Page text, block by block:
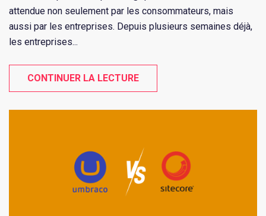
attendue non seulement par les consommateurs, mais
aussi par les entreprises. Depuis plusieurs semaines déjà,
les entreprises...
CONTINUER LA LECTURE